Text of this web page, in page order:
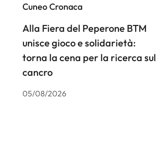
Cuneo Cronaca
Alla Fiera del Peperone BTM
unisce gioco e solidarietà:
torna la cena per la ricerca sul
cancro
05/08/2026